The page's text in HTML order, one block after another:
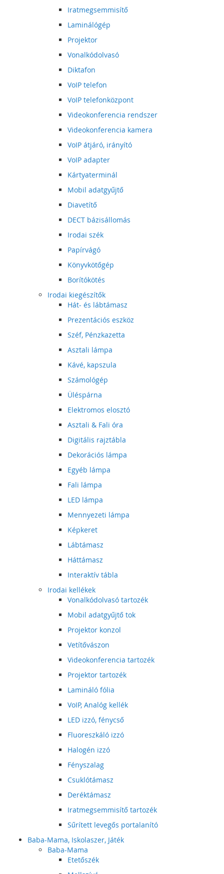
Iratmegsemmisítő
Laminálógép
Projektor
Vonalkódolvasó
Diktafon
VoIP telefon
VoIP telefonközpont
Videokonferencia rendszer
Videokonferencia kamera
VoIP átjáró, irányító
VoIP adapter
Kártyaterminál
Mobil adatgyűjtő
Diavetítő
DECT bázisállomás
Irodai szék
Papírvágó
Könyvkötőgép
Borítókötés
Irodai kiegészítők
Hát- és lábtámasz
Prezentációs eszköz
Széf, Pénzkazetta
Asztali lámpa
Kávé, kapszula
Számológép
Üléspárna
Elektromos elosztó
Asztali & Fali óra
Digitális rajztábla
Dekorációs lámpa
Egyéb lámpa
Fali lámpa
LED lámpa
Mennyezeti lámpa
Képkeret
Lábtámasz
Háttámasz
Interaktív tábla
Irodai kellékek
Vonalkódolvasó tartozék
Mobil adatgyűjtő tok
Projektor konzol
Vetítővászon
Videokonferencia tartozék
Projektor tartozék
Lamináló fólia
VoIP, Analóg kellék
LED izzó, fénycső
Fluoreszkáló izzó
Halogén izzó
Fényszalag
Csuklótámasz
Deréktámasz
Iratmegsemmisítő tartozék
Sűrített levegős portalanító
Baba-Mama, Iskolaszer, Játék
Baba-Mama
Etetőszék